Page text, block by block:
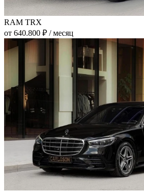
RAM TRX
от 640.800 ₽ / месяц